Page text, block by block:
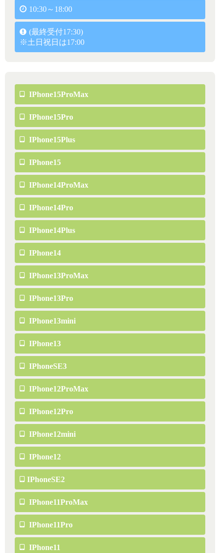
10:30～18:00
(最終受付17:30)
※土日祝日は17:00
IPhone15ProMax
IPhone15Pro
IPhone15Plus
IPhone15
IPhone14ProMax
IPhone14Pro
IPhone14Plus
IPhone14
IPhone13ProMax
IPhone13Pro
IPhone13mini
IPhone13
IPhoneSE3
IPhone12ProMax
IPhone12Pro
IPhone12mini
IPhone12
IPhoneSE2
IPhone11ProMax
IPhone11Pro
IPhone11